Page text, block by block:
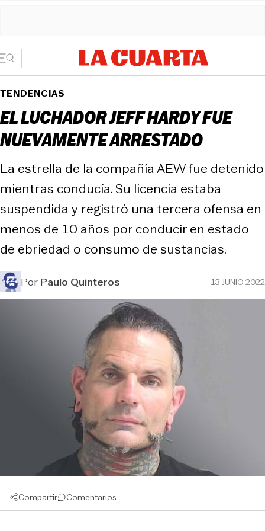
TENDENCIAS
EL LUCHADOR JEFF HARDY FUE
NUEVAMENTE ARRESTADO
La estrella de la compañía AEW fue detenido
mientras conducía. Su licencia estaba
suspendida y registró una tercera ofensa en
menos de 10 años por conducir en estado
de ebriedad o consumo de sustancias.
PorPaulo Quinteros 13 JUNIO 2022
Compartir Comentarios